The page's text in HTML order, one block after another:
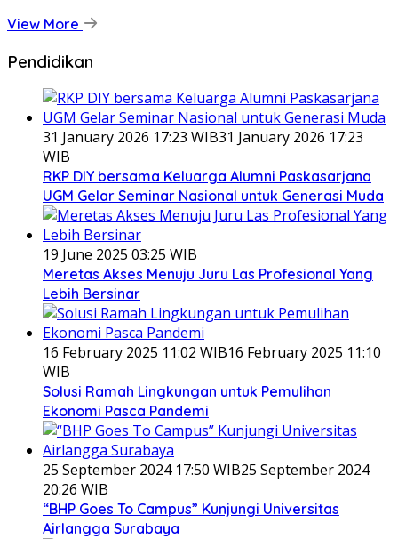
View More
Pendidikan
31 January 2026 17:23 WIB31 January 2026 17:23
WIB
RKP DIY bersama Keluarga Alumni Paskasarjana
UGM Gelar Seminar Nasional untuk Generasi Muda
19 June 2025 03:25 WIB
Meretas Akses Menuju Juru Las Profesional Yang
Lebih Bersinar
16 February 2025 11:02 WIB16 February 2025 11:10
WIB
Solusi Ramah Lingkungan untuk Pemulihan
Ekonomi Pasca Pandemi
25 September 2024 17:50 WIB25 September 2024
20:26 WIB
“BHP Goes To Campus” Kunjungi Universitas
Airlangga Surabaya